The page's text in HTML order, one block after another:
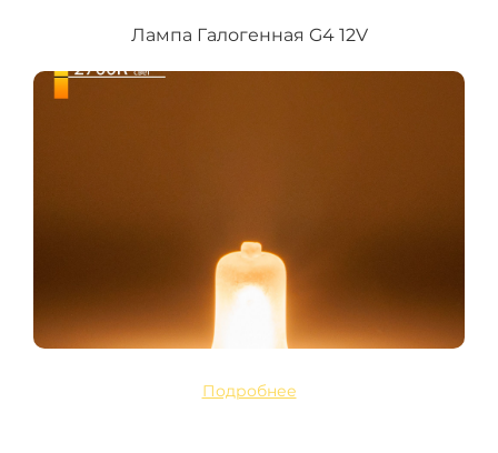
Лампа Галогенная G4 12V
Подробнее